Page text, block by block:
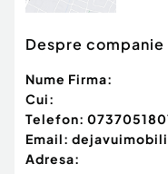
Despre companie
Nume Firma:
Cui:
Telefon:
Email:
Adresa: